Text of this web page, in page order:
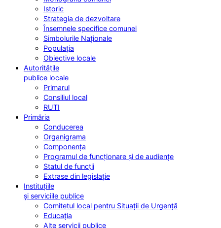
Istoric
Strategia de dezvoltare
Însemnele specifice comunei
Simbolurile Naționale
Populația
Obiective locale
Autoritățile
publice locale
Primarul
Consiliul local
RUTI
Primăria
Conducerea
Organigrama
Componența
Programul de funcționare și de audiențe
Statul de funcții
Extrase din legislație
Instituțiile
și serviciile publice
Comitetul local pentru Situații de Urgență
Educația
Alte servicii publice